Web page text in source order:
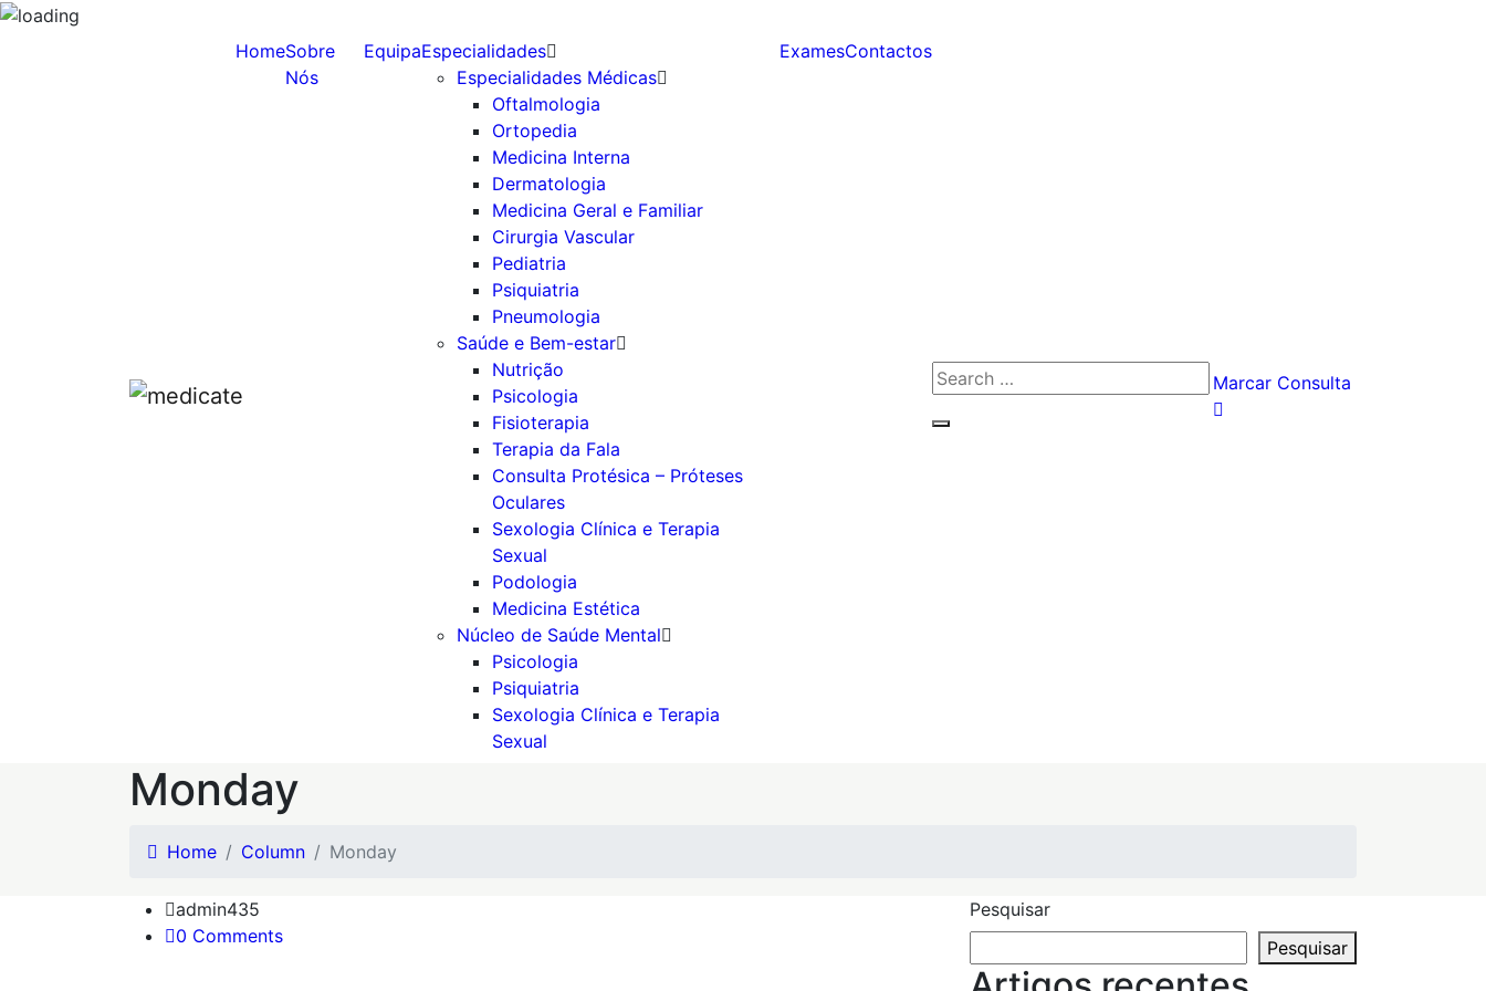
HomeSobre
Nós
EquipaEspecialidades
Especialidades Médicas
Oftalmologia
Ortopedia
Medicina Interna
Dermatologia
Medicina Geral e Familiar
Cirurgia Vascular
Pediatria
Psiquiatria
Pneumologia
Saúde e Bem-estar
Nutrição
Psicologia
Fisioterapia
Terapia da Fala
Consulta Protésica – Próteses
Oculares
Sexologia Clínica e Terapia
Sexual
Podologia
Medicina Estética
Núcleo de Saúde Mental
Psicologia
Psiquiatria
Sexologia Clínica e Terapia
Sexual
ExamesContactos
Search
for:
Marcar Consulta
Monday
Home Column Monday
admin435
0 Comments
Pesquisar
Pesquisar